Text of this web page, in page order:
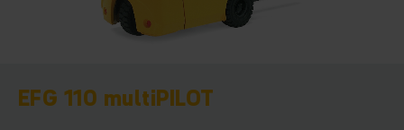
EFG 110 multiPILOT